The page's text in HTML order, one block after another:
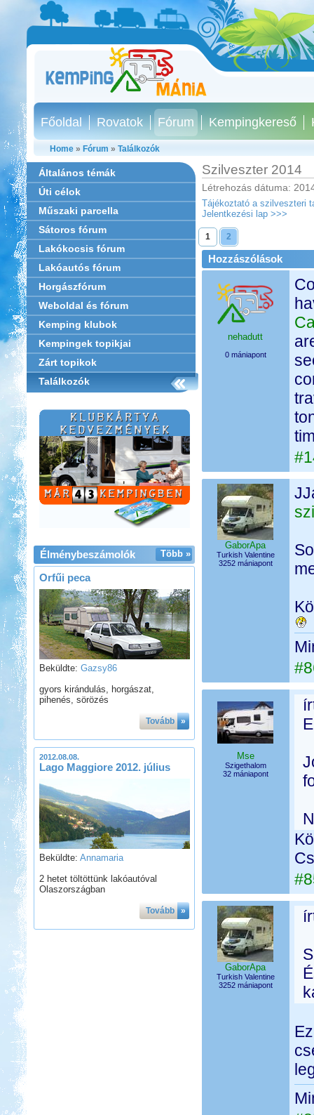
Főoldal Rovatok Fórum Kempingkereső
Home » Fórum » Találkozók
Általános témák
Úti célok
Műszaki parcella
Sátoros fórum
Lakókocsis fórum
Lakóautós fórum
Horgászfórum
Weboldal és fórum
Kemping klubok
Kempingek topikjai
Zárt topikok
Találkozók
Több »
Élménybeszámolók
Orfűi peca
Beküldte: Gazsy86
gyors kirándulás, horgászat,
pihenés, sörözés
Tovább »
2012.08.08.
Lago Maggiore 2012. július
Beküldte: Annamaria
2 hetet töltöttünk lakóautóval
Olaszországban
Tovább »
Szilveszter 2014
Létrehozás dátuma:
Tájékoztató a szilveszteri
Jelentkezési lap >>>
1 2
Hozzászólások
nehadutt
0 mániapont
GaborApa
Turkish Valentine
3252 mániapont
Mse
Szigethalom
32 mániapont
GaborApa
Turkish Valentine
3252 mániapont